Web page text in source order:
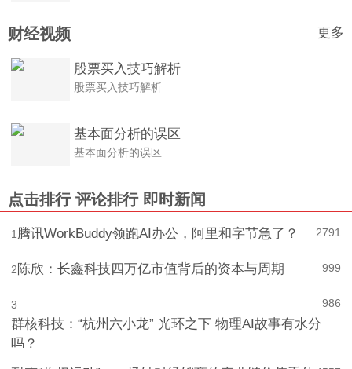
财经视频 更多
股票买入技巧解析
股票买入技巧解析
基本面分析的误区
基本面分析的误区
点击排行 评论排行 即时新闻
2791
1腾讯WorkBuddy领跑AI办公，阿里和字节急了？
999
2陈欣：长鑫科技四万亿市值背后的资本与周期
986
3
群核科技：“杭州六小龙” 光环之下 物理AI故事有水分
吗？